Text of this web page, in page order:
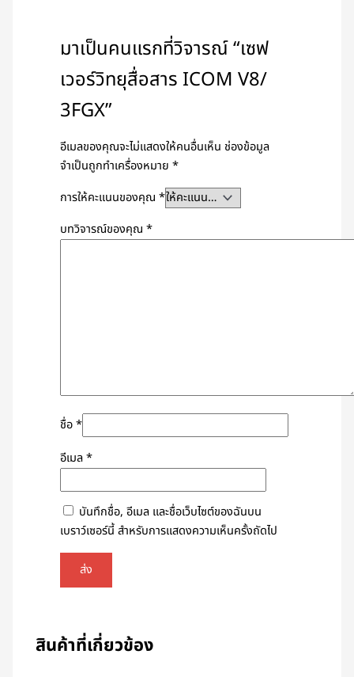
มาเป็นคนแรกที่วิจารณ์ “เซฟ
เวอร์วิทยุสื่อสาร ICOM V8/
3FGX”
อีเมลของคุณจะไม่แสดงให้คนอื่นเห็น ช่องข้อมูล
จำเป็นถูกทำเครื่องหมาย*
การให้คะแนนของคุณ*
บทวิจารณ์ของคุณ*
ชื่อ*
อีเมล*
บันทึกชื่อ, อีเมล และชื่อเว็บไซต์ของฉันบน
เบราว์เซอร์นี้ สำหรับการแสดงความเห็นครั้งถัดไป
สินค้าที่เกี่ยวข้อง